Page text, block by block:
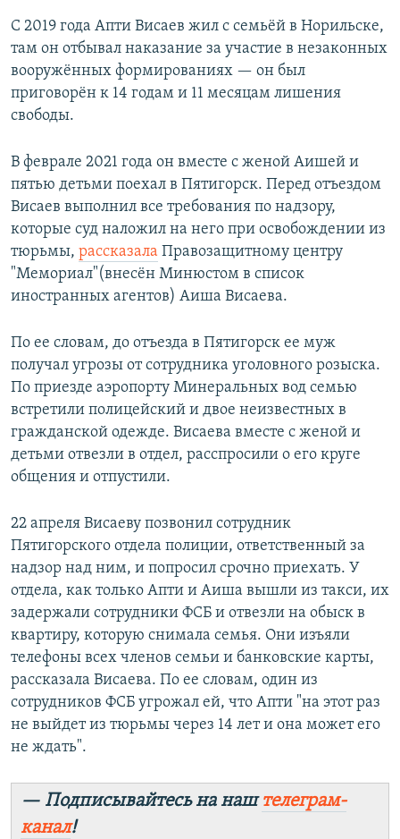
С 2019 года Апти Висаев жил с семьёй в Норильске,
там он отбывал наказание за участие в незаконных
вооружённых формированиях — он был
приговорён к 14 годам и 11 месяцам лишения
свободы.
В феврале 2021 года он вместе с женой Аишей и
пятью детьми поехал в Пятигорск. Перед отъездом
Висаев выполнил все требования по надзору,
которые суд наложил на него при освобождении из
тюрьмы, рассказала Правозащитному центру
"Мемориал"(внесён Минюстом в список
иностранных агентов) Аиша Висаева.
По ее словам, до отъезда в Пятигорск ее муж
получал угрозы от сотрудника уголовного розыска.
По приезде аэропорту Минеральных вод семью
встретили полицейский и двое неизвестных в
гражданской одежде. Висаева вместе с женой и
детьми отвезли в отдел, расспросили о его круге
общения и отпустили.
22 апреля Висаеву позвонил сотрудник
Пятигорского отдела полиции, ответственный за
надзор над ним, и попросил срочно приехать. У
отдела, как только Апти и Аиша вышли из такси, их
задержали сотрудники ФСБ и отвезли на обыск в
квартиру, которую снимала семья. Они изъяли
телефоны всех членов семьи и банковские карты,
рассказала Висаева. По ее словам, один из
сотрудников ФСБ угрожал ей, что Апти "на этот раз
не выйдет из тюрьмы через 14 лет и она может его
не ждать".
— Подписывайтесь на наштелеграм-
канал!